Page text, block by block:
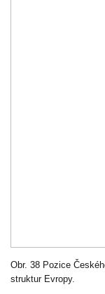
Obr. 38 Pozice
struktur Evropy.